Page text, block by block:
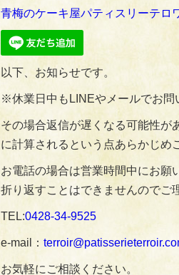
青梅のケーキ屋パティスリーテロ
以下、お知らせです。
※休業日中もLINEやメールでお問
その場合返信が遅くなる可能性が
に計算されるという点あらかじめ
お電話の場合は営業時間中にお願
折り返すことはできませんのでご
TEL:0428‐34‐9525
e-mail：
お気軽にご相談ください。